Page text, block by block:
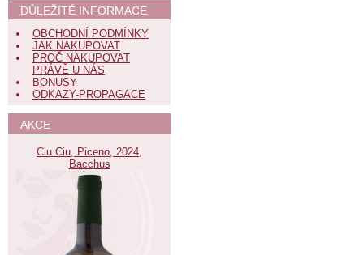
DŮLEŽITÉ INFORMACE
OBCHODNÍ PODMÍNKY
JAK NAKUPOVAT
PROČ NAKUPOVAT
PRÁVĚ U NÁS
BONUSY
ODKAZY-PROPAGACE
AKCE
Ciu Ciu, Piceno, 2024,
Bacchus